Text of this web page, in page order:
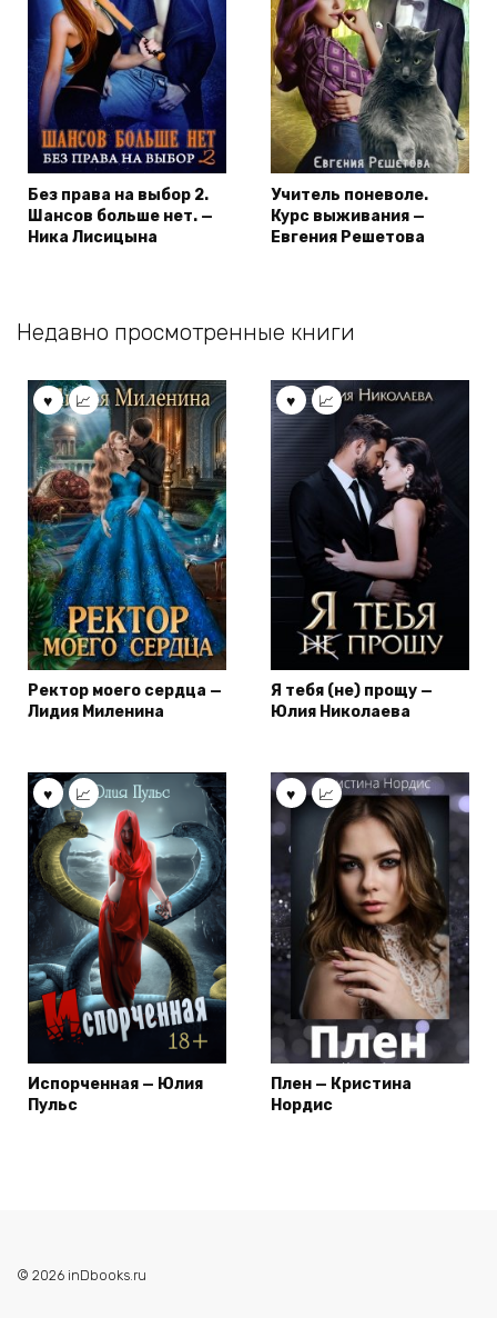
Без права на выбор 2.
Шансов больше нет. —
Ника Лисицына
Учитель поневоле.
Курс выживания —
Евгения Решетова
Недавно просмотренные книги
Ректор моего сердца —
Лидия Миленина
Я тебя (не) прощу —
Юлия Николаева
Испорченная — Юлия
Пульс
Плен — Кристина
Нордис
© 2026 inDbooks.ru